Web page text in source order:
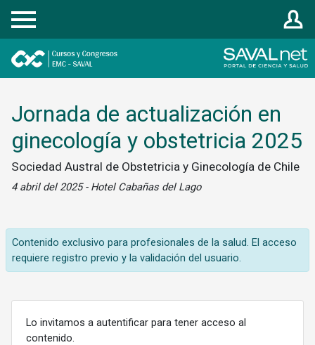
Registrarse
Jornada de actualización en
ginecología y obstetricia 2025
Sociedad Austral de Obstetricia y Ginecología de Chile
4 abril del 2025 - Hotel Cabañas del Lago
Contenido exclusivo para profesionales de la salud. El acceso
requiere registro previo y la validación del usuario.
Lo invitamos a autentificar para tener acceso al
contenido.